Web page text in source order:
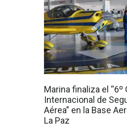
Marina finaliza el
Internacional de
Aérea” en la Base
La Paz